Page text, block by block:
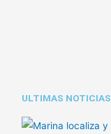
ULTIMAS NOTICIAS